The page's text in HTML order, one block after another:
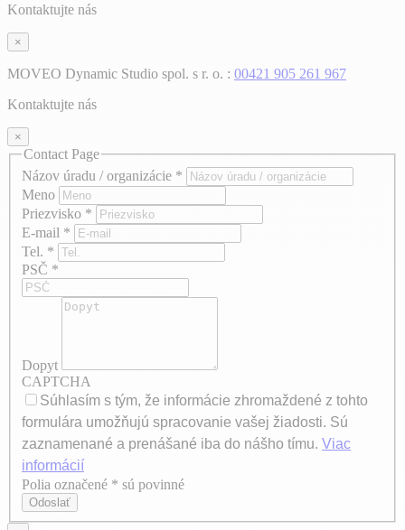
Kontaktujte nás
×
MOVEO Dynamic Studio spol. s r. o. : 00421 905 261 967
Kontaktujte nás
×
Contact Page
Názov úradu / organizácie *
Meno
Priezvisko *
E-mail *
Tel. *
PSČ *
Dopyt
CAPTCHA
Súhlasím s tým, že informácie zhromaždené z tohto
formulára umožňujú spracovanie vašej žiadosti. Sú
zaznamenané a prenášané iba do nášho tímu. Viac
informácií
Axeptio consent
Polia označené * sú povinné
Odoslať